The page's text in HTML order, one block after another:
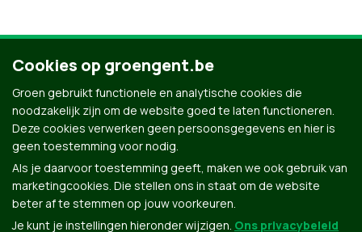
9 10 11
Cookies op groengent.be
Groen gebruikt functionele en analytische cookies die
noodzakelijk zijn om de website goed te laten functioneren.
Deze cookies verwerken geen persoonsgegevens en hier is
geen toestemming voor nodig.
Als je daarvoor toestemming geeft, maken we ook gebruik van
marketingcookies. Die stellen ons in staat om de website
beter af te stemmen op jouw voorkeuren.
Je kunt je instellingen hieronder wijzigen. Ons privacybeleid